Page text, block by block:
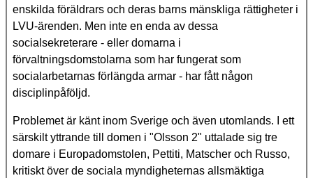
enskilda föräldrars och deras barns mänskliga rättigheter i
LVU-ärenden. Men inte en enda av dessa
socialsekreterare - eller domarna i
förvaltningsdomstolarna som har fungerat som
socialarbetarnas förlängda armar - har fått någon
disciplinpåföljd.
Problemet är känt inom Sverige och även utomlands. I ett
särskilt yttrande till domen i "Olsson 2" uttalade sig tre
domare i Europadomstolen, Pettiti, Matscher och Russo,
kritiskt över de sociala myndigheternas allsmäktiga